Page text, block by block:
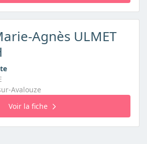
Agnès ULMET
Avalouze
Voir la fiche